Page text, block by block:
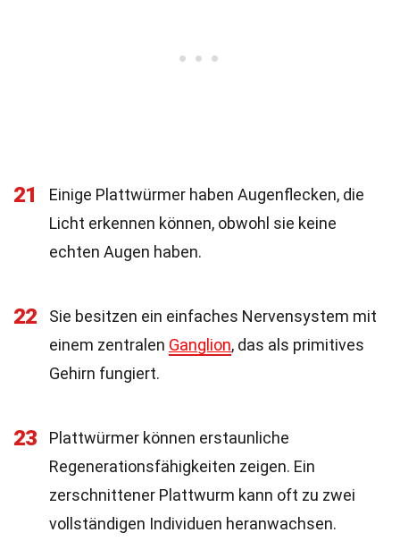
21
Einige Plattwürmer haben Augenflecken, die
Licht erkennen können, obwohl sie keine
echten Augen haben.
22
Sie besitzen ein einfaches Nervensystem mit
einem zentralen Ganglion, das als primitives
Gehirn fungiert.
23
Plattwürmer können erstaunliche
Regenerationsfähigkeiten zeigen. Ein
zerschnittener Plattwurm kann oft zu zwei
vollständigen Individuen heranwachsen.